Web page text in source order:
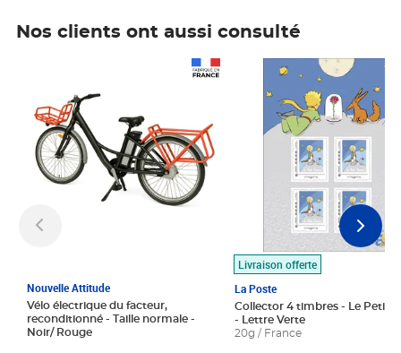
Nos clients ont aussi consulté
Nouvelle Attitude
Vélo électrique du facteur,
reconditionné - Taille normale -
Noir/ Rouge
Livraison offerte
La Poste
Collector 4 timbres - Le Petit
- Lettre Verte
20g / France
Prix 7,50€